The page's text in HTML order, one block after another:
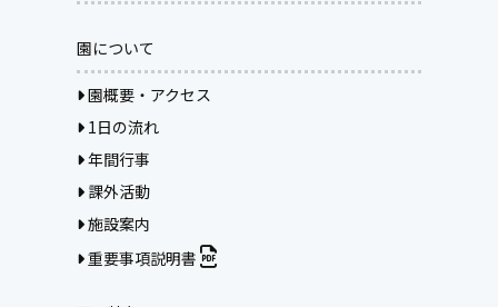
園について
園概要・アクセス
1日の流れ
年間行事
課外活動
施設案内
重要事項説明書